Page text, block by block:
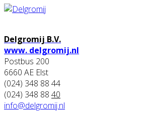
Delgromij B.V.
www. delgromij.nl
Postbus 200
6660 AE Elst
(024) 348 88 44
(024) 348 88 40
info@delgromij.nl